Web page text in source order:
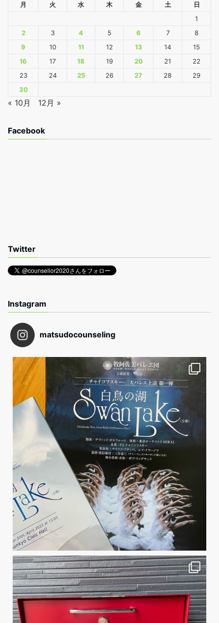
月 火 水 木 金 土
日
1
2
3 4 5 6 7
8
9
10 11 12 13 14
15
16
17 18 19 20 21
22
23
24 25 26 27 28
29
30
« 10月 12月 »
Facebook
Twitter
Instagram
matsudocounseling